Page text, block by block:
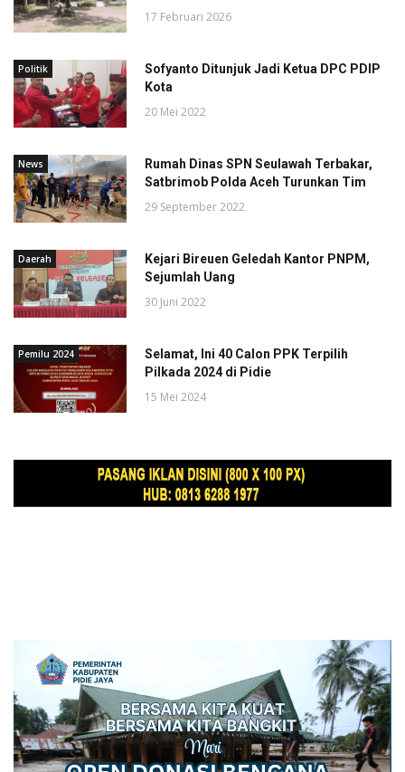
17 Februari 2026
Politik
Sofyanto Ditunjuk Jadi Ketua DPC PDIP
Kota
20 Mei 2022
News
Rumah Dinas SPN Seulawah Terbakar,
Satbrimob Polda Aceh Turunkan Tim
29 September 2022
Daerah
Kejari Bireuen Geledah Kantor PNPM,
Sejumlah Uang
30 Juni 2022
Pemilu 2024
Selamat, Ini 40 Calon PPK Terpilih
Pilkada 2024 di Pidie
15 Mei 2024